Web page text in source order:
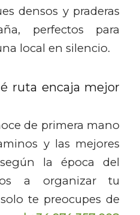
densos y praderas
perfectos para
local en silencio.
ruta encaja mejor
de primera mano
y las mejores
la época del
a organizar tu
te preocupes de